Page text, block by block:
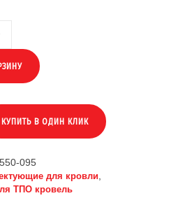
095
для кровли
ТПО кровель